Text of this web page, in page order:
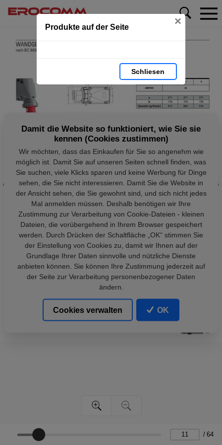
Produkte auf der Seite ×
Schliesen
/ 64
Damit die Website so funktioniert, wie Sie sie
kennen (Cookies zustimmen)
Wir möchten, dass das Einkaufen für Sie so angenehm wie
möglich ist. Damit Sie auf unseren Seiten schnell finden, was
Sie suchen, viele Klicks sparen und keine Werbung für Dinge
sehen, die Sie nicht interessieren. Damit Sie die Website in
der Ansicht sehen, die Sie gewohnt sind, und sich nicht jedes
Mal anmelden müssen. Deshalb benötigen wir Ihre
Zustimmung zur Verarbeitung von Cookie-Dateien - kleinen
Dateien, die vorübergehend in Ihrem Browser gespeichert
werden. Durch Drücken der Schaltfläche „OK“ stimmen Sie
der Einstellung von Cookies zu, damit wir Ihnen auf der
Grundlage Ihrer Daten sinnvolle und nützliche Dienste
anbieten können. Sie können Ihre Zustimmung jederzeit auf
der Seite zur Verarbeitung personenbezogener Daten
ändern.
Cookies verwalten OK